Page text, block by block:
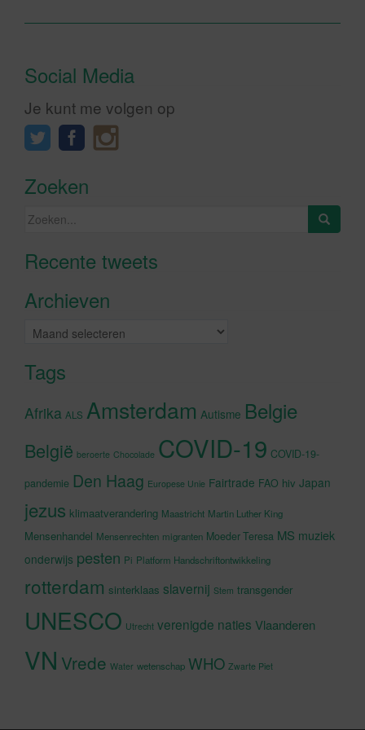
Social Media
Je kunt me volgen op
Zoeken
Zoeken
Recente tweetsKlik om marketing cookies te
Archieven
Archieven
Tags
Afrika ALS Amsterdam Autisme Belgie
België beroerte Chocolade COVID-19 COVID-19-
pandemie Den Haag Europese Unie Fairtrade FAO hiv Japan
jezus klimaatverandering Maastricht Martin Luther King
Mensenhandel Mensenrechten migranten Moeder Teresa MS muziek
onderwijs pesten Pi Platform Handschriftontwikkeling
rotterdam sinterklaas slavernij Stem transgender
UNESCO Utrecht verenigde naties Vlaanderen
VN Vrede Water wetenschap WHO Zwarte Piet